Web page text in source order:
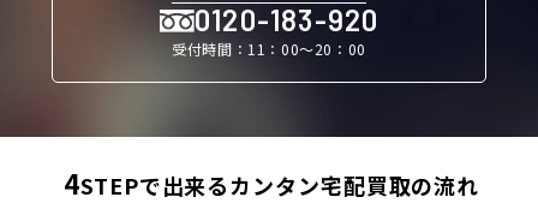
0120-183-920
受付時間：11：00〜20：00
4STEPで出来るカンタン宅配買取の流れ